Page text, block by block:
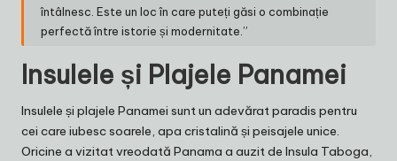
întâlnesc. Este un loc în care puteți găsi o combinație
perfectă între istorie și modernitate.”
Insulele și Plajele Panamei
Insulele și plajele Panamei sunt un adevărat paradis pentru
cei care iubesc soarele, apa cristalină și peisajele unice.
Oricine a vizitat vreodată Panama a auzit de Insula Taboga,